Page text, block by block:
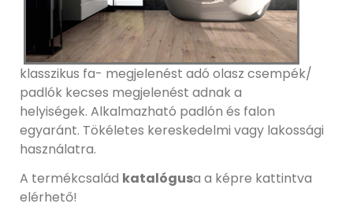
klasszikus fa- megjelenést adó olasz csempék/
padlók kecses megjelenést adnak a
helyiségek. Alkalmazható padlón és falon
egyaránt. Tökéletes kereskedelmi vagy lakossági
használatra.
A termékcsalád katalógusa a képre kattintva
elérhető!